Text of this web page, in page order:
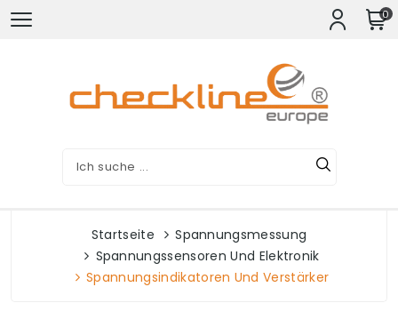
0
Startseite
Spannungsmessung
Spannungssensoren Und Elektronik
Spannungsindikatoren Und Verstärker